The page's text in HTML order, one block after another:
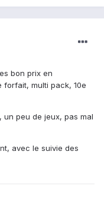
bon prix en
forfait, multi pack, 10e
un peu de jeux, pas mal
avec le suivie des